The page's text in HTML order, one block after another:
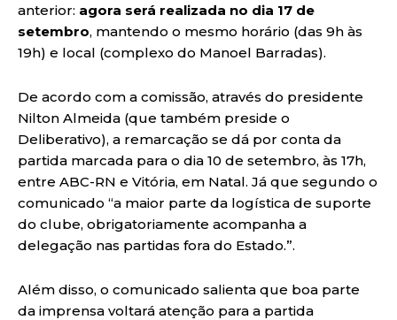
anterior: agora será realizada no dia 17 de
setembro, mantendo o mesmo horário (das 9h às
19h) e local (complexo do Manoel Barradas).
De acordo com a comissão, através do presidente
Nilton Almeida (que também preside o
Deliberativo), a remarcação se dá por conta da
partida marcada para o dia 10 de setembro, às 17h,
entre ABC-RN e Vitória, em Natal. Já que segundo o
comunicado “a maior parte da logística de suporte
do clube, obrigatoriamente acompanha a
delegação nas partidas fora do Estado.”.
Além disso, o comunicado salienta que boa parte
da imprensa voltará atenção para a partida